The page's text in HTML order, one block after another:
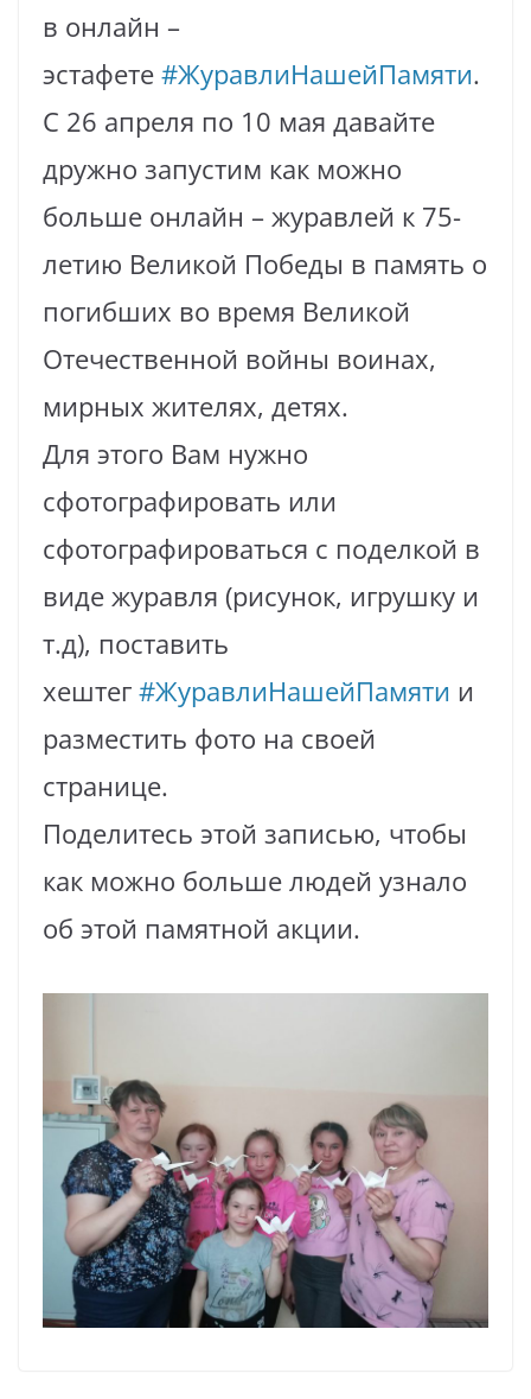
в онлайн –
эстафете#ЖуравлиНашейПамяти.
С 26 апреля по 10 мая давайте
дружно запустим как можно
больше онлайн – журавлей к 75-
летию Великой Победы в память о
погибших во время Великой
Отечественной войны воинах,
мирных жителях, детях.
Для этого Вам нужно
сфотографировать или
сфотографироваться с поделкой в
виде журавля (рисунок, игрушку и
т.д), поставить
хештег#ЖуравлиНашейПамяти и
разместить фото на своей
странице.
Поделитесь этой записью, чтобы
как можно больше людей узнало
об этой памятной акции.